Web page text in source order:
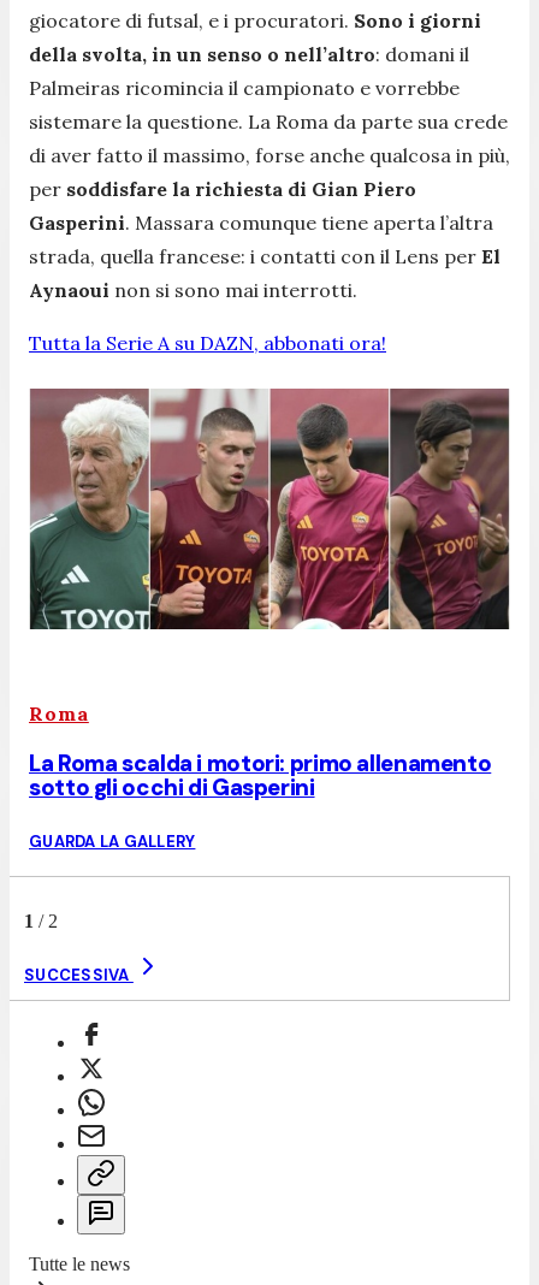
giocatore di futsal, e i procuratori. Sono i giorni
della svolta, in un senso o nell’altro: domani il
Palmeiras ricomincia il campionato e vorrebbe
sistemare la questione. La Roma da parte sua crede
di aver fatto il massimo, forse anche qualcosa in più,
per soddisfare la richiesta di Gian Piero
Gasperini. Massara comunque tiene aperta l’altra
strada, quella francese: i contatti con il Lens per El
Aynaoui non si sono mai interrotti.
Tutta la Serie A su DAZN, abbonati ora!
Roma
La Roma scalda i motori: primo allenamento
sotto gli occhi di Gasperini
GUARDA LA GALLERY
1 / 2
SUCCESSIVA
Tutte le news